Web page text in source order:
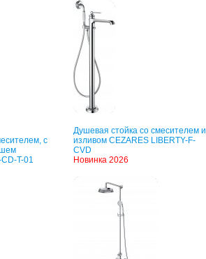
с
T-01
Душевая стойка со смесителем и
изливом CEZARES LIBERTY-F-
CVD
Новинка 2026